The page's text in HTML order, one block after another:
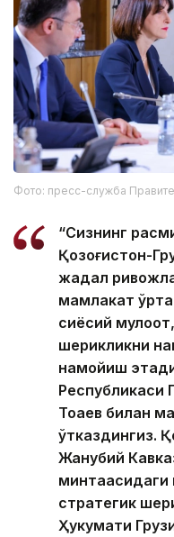
Фото: пресс-служба
“Сизнинг
Қозоғистон-
жадал
мамлакат
сиёсий
шерикликни
намойиш
Тоқаев билан
ўтказдингиз.
Жанубий
стратегик
Ҳукумати